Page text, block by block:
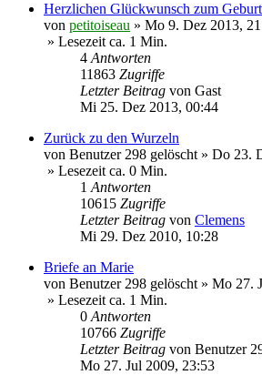
Herzlichen Glückwunsch zum
von petitoiseau » Mo 9. Dez 2013,
» Lesezeit ca. 1 Min.
4Antworten
11863 Zugriffe
Letzter Beitrag von Gast
Mi 25. Dez 2013, 00:44
Zurück zu den Wurzeln
von Benutzer 298 gelöscht» Do 23.
» Lesezeit ca. 0 Min.
1Antworten
10615 Zugriffe
Letzter Beitrag von Clemens
Mi 29. Dez 2010, 10:28
Briefe an Marie
von Benutzer 298 gelöscht» Mo 27.
» Lesezeit ca. 1 Min.
0Antworten
10766 Zugriffe
Letzter Beitrag von Benutzer
Mo 27. Jul 2009, 23:53